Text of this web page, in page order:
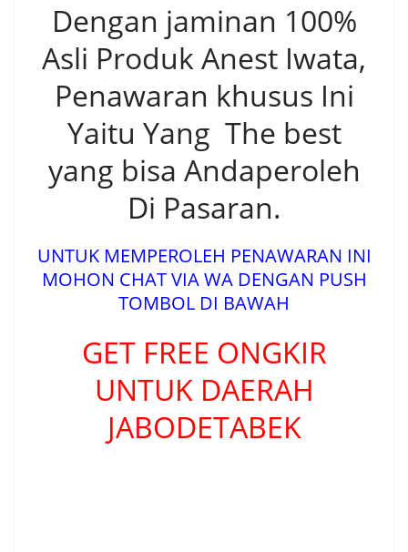
Dengan jaminan 100%
Asli Produk Anest Iwata,
Penawaran khusus Ini
Yaitu Yang The best
yang bisa Andaperoleh
Di Pasaran.
UNTUK MEMPEROLEH PENAWARAN INI
MOHON CHAT VIA WA DENGAN PUSH
TOMBOL DI BAWAH
GET FREE ONGKIR
UNTUK DAERAH
JABODETABEK